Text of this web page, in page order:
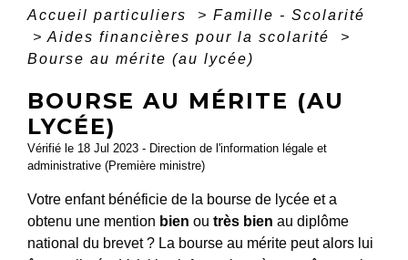
Accueil particuliers > Famille - Scolarité
> Aides financières pour la scolarité
>
Bourse au mérite (au lycée)
BOURSE AU MÉRITE (AU
LYCÉE)
Vérifié le 18 Jul 2023 - Direction de l'information légale et
administrative (Première ministre)
Votre enfant bénéficie de la bourse de lycée et a
obtenu une mention bien ou très bien au diplôme
national du brevet ? La bourse au mérite peut alors lui